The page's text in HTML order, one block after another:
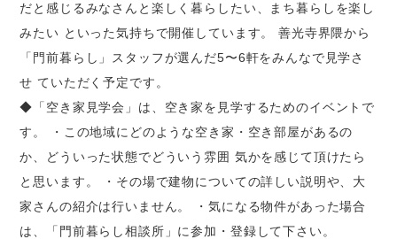
だと感じるみなさんと楽しく暮らしたい、まち暮らしを楽し
みたい といった気持ちで開催しています。 善光寺界隈から
「門前暮らし」スタッフが選んだ5〜6軒をみんなで見学さ
せ ていただく予定です。
◆「空き家見学会」は、空き家を見学するためのイベントで
す。 ・この地域にどのような空き家・空き部屋があるの
か、どういった状態でどういう雰囲 気かを感じて頂けたら
と思います。 ・その場で建物についての詳しい説明や、大
家さんの紹介は行いません。 ・気になる物件があった場合
は、「門前暮らし相談所」に参加・登録して下さい。